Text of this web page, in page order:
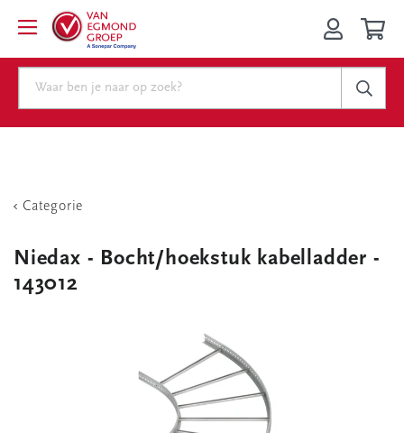
Categorie
Niedax - Bocht/hoekstuk kabelladder -
143012